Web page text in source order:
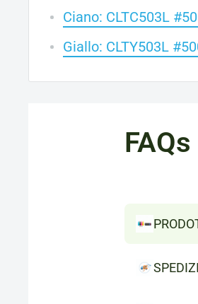
Ciano: CLTC503L
Giallo: CLTY503L
FAQs